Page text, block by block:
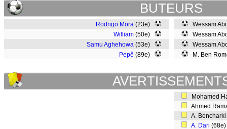
BUTEURS
Rodrigo Mora (23e)
William (50e)
Samu Aghehowa (53e)
Pepê (89e)
Wessam
Wessam
Wessam
M. Ben
Mohamed
Ahmed
A.
A. Dari